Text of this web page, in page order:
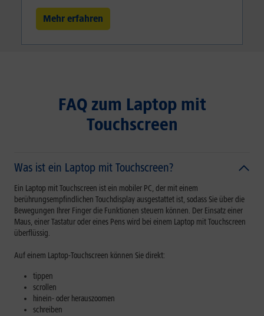
Mehr erfahren
FAQ zum Laptop mit
Touchscreen
Was ist ein Laptop mit Touchscreen?
Ein Laptop mit Touchscreen ist ein mobiler PC, der mit einem
berührungsempfindlichen Touchdisplay ausgestattet ist, sodass Sie über die
Bewegungen Ihrer Finger die Funktionen steuern können. Der Einsatz einer
Maus, einer Tastatur oder eines Pens wird bei einem Laptop mit Touchscreen
überflüssig.
Auf einem Laptop-Touchscreen können Sie direkt:
tippen
scrollen
hinein- oder herauszoomen
schreiben